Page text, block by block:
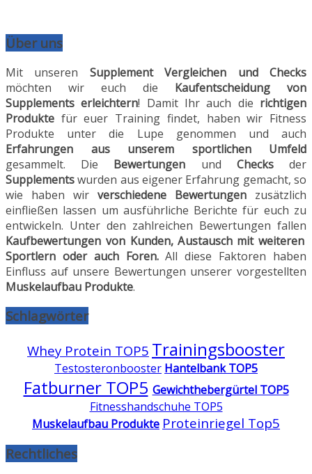
Über uns
Mit unseren Supplement Vergleichen und Checks
möchten wir euch die Kaufentscheidung von
Supplements erleichtern! Damit Ihr auch die richtigen
Produkte für euer Training findet, haben wir Fitness
Produkte unter die Lupe genommen und auch
Erfahrungen aus unserem sportlichen Umfeld
gesammelt. Die Bewertungen und Checksder
Supplementswurden aus eigener Erfahrung gemacht, so
wie haben wir verschiedene Bewertungen zusätzlich
einfließen lassen um ausführliche Berichte für euch zu
entwickeln. Unter den zahlreichen Bewertungen fallen
Kaufbewertungen von Kunden, Austausch mit weiteren
Sportlern oder auch Foren.All diese Faktoren haben
Einfluss auf unsere Bewertungen unserer vorgestellten
Muskelaufbau Produkte.
Schlagwörter
Whey Protein TOP5 Trainingsbooster
Testosteronbooster Hantelbank TOP5
Fatburner TOP5 Gewichthebergürtel TOP5
Fitnesshandschuhe TOP5
Muskelaufbau Produkte Proteinriegel Top5
Rechtliches